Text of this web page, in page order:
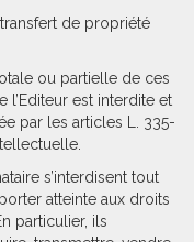
transfert de propriété
ou partielle de ces
l’Editeur est interdite et
par les articles L. 335-
s’interdisent tout
atteinte aux droits
particulier, ils